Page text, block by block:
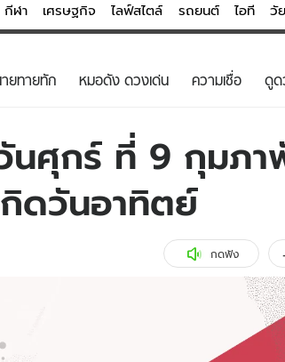
กีฬา เศรษฐกิจ ไลฟ์สไตล์ รถยนต์ ไอที วั
วจหวย
ย
ไลฟ์สไตล์
วัยรุ่น
ไอที
รถยนต์
สุขภาพ
Sanook Choice
ยทายทัก หมอดัง ดวงเด่น ความเชื่อ ดูด
นศุกร์ ที่ 9 กุมภ
ดวันอาทิตย์
กดฟัง